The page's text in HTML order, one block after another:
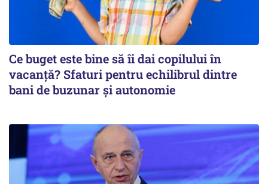
Ce buget este bine să îi dai copilului în
vacanță? Sfaturi pentru echilibrul dintre
bani de buzunar și autonomie